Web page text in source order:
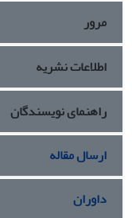
مرور
اطلاعات نشریه
راهنمای نویسندگان
ارسال مقاله
داوران